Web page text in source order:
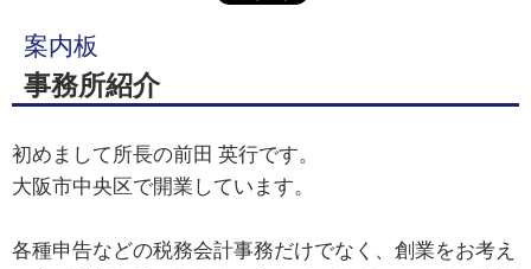
案内板
事務所紹介
初めまして所長の前田 英行です。
大阪市中央区で開業しています。
各種申告などの税務会計事務だけでなく、創業をお考え